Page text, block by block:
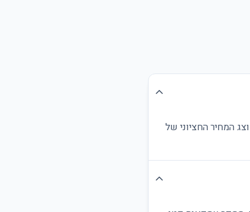
המחיר החציוני של